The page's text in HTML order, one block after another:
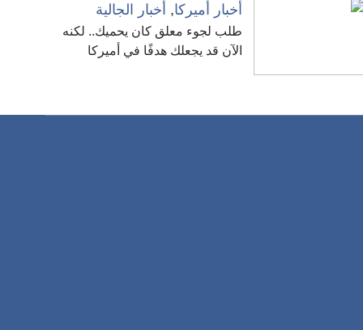
أخبار أميركا, أخبار الجالية
طلب لجوء معلق كان يحميك.. لكنه
الآن قد يجعلك هدفًا في أميركا